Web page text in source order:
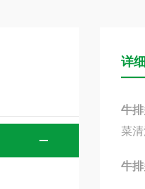
详
牛
菜
牛